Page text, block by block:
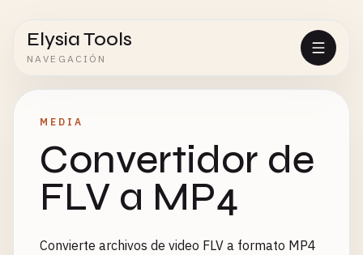
Elysia Tools
NAVEGACIÓN
MEDIA
Convertidor de
FLV a MP4
Convierte archivos de video FLV a formato MP4